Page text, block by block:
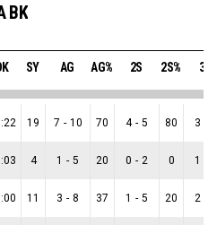
BK
SY AG AG% 2S 2S% 3S
19 7 - 10 70 4 - 5 80 3
4 1 - 5 20 0 - 2 0 1
11 3 - 8 37 1 - 5 20 2